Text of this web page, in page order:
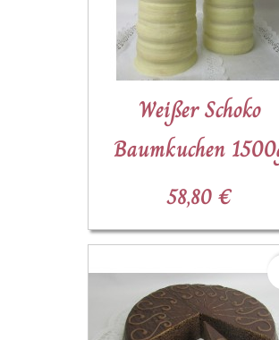
Weißer Schoko
Baumkuchen
58,80 €